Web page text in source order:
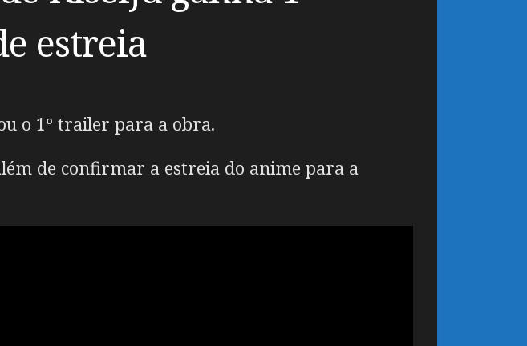
estreia
o 1º trailer para a obra.
de confirmar a estreia do anime para a